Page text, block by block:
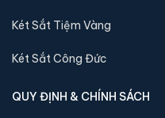
Két Sắt Tiệm Vàng
Két Sắt Công Đức
QUY ĐỊNH & CHÍNH SÁCH